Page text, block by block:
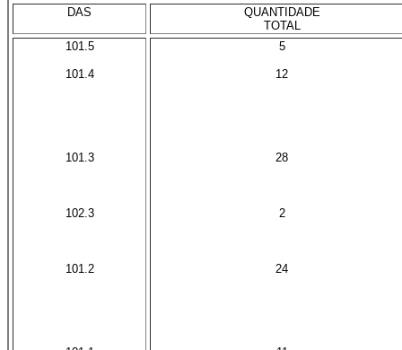
DAS
QUANTIDADE
TOTAL
101.5
101.4
101.3
102.3
101.2
5
12
28
2
24